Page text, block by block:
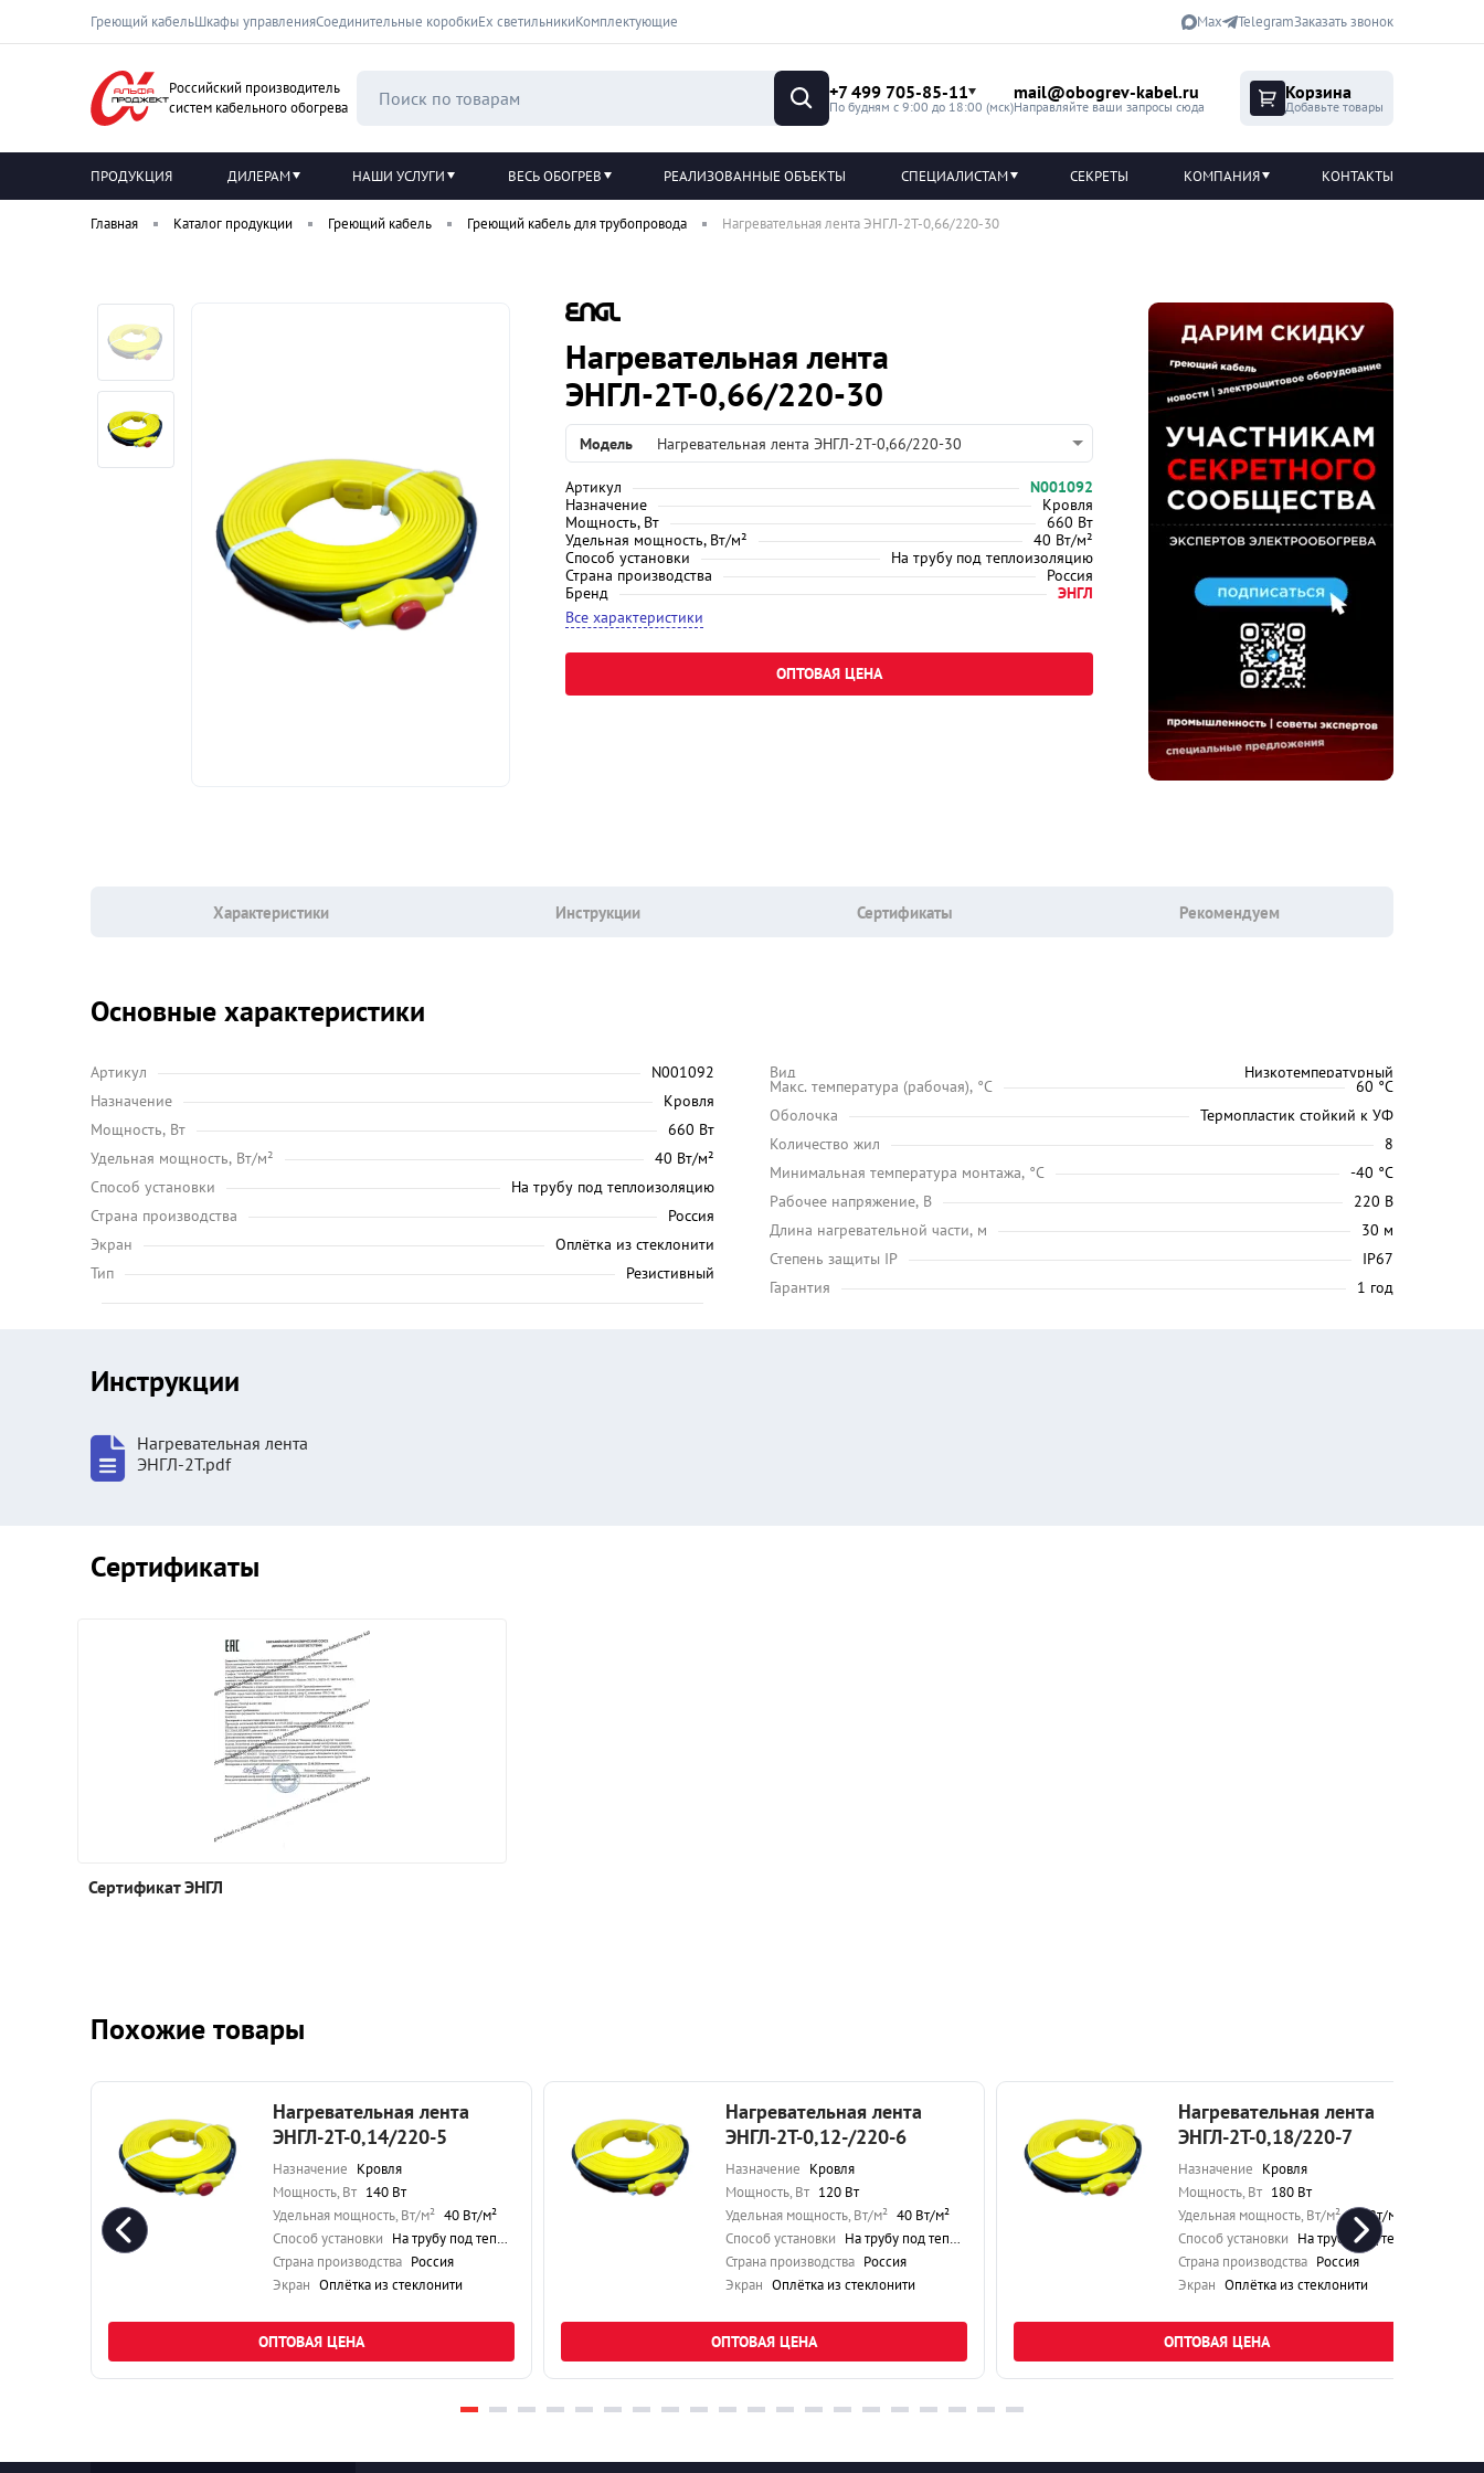
Греющий кабельШкафы управленияСоединительные коробкиЕх светильникиКомплектующие Max TelegramЗаказать звонок
Российский производитель
систем кабельного обогрева
+7 499 705-85-11
По будням с 9:00 до 18:00 (мск)
mail@obogrev-kabel.ru
Направляйте ваши запросы сюда
Корзина
Добавьте товары
ПРОДУКЦИЯ ДИЛЕРАМ НАШИ УСЛУГИ ВЕСЬ ОБОГРЕВ РЕАЛИЗОВАННЫЕ ОБЪЕКТЫ СПЕЦИАЛИСТАМ СЕКРЕТЫ КОМПАНИЯ КОНТАКТЫ
Главная Каталог продукции Греющий кабель Греющий кабель для трубопровода Нагревательная лента ЭНГЛ-2Т-0,66/220-30
Нагревательная лента
ЭНГЛ-2Т-0,66/220-30
Модель Нагревательная лента ЭНГЛ-2Т-0,66/220-30
Артикул
N001092
Назначение
Кровля
Мощность, Вт
660 Вт
Удельная мощность, Вт/м²
40 Вт/м²
Способ установки
На трубу под теплоизоляцию
Страна производства
Россия
Бренд
ЭНГЛ
Все характеристики
ОПТОВАЯ ЦЕНА
Характеристики Инструкции Сертификаты Рекомендуем
Основные характеристики
Артикул
N001092
Назначение
Кровля
Мощность, Вт
660 Вт
Удельная мощность, Вт/м²
40 Вт/м²
Способ установки
На трубу под теплоизоляцию
Страна производства
Россия
Экран
Оплётка из стеклонити
Тип
Резистивный
Вид Низкотемпературный
Maкс. температура (рабочая), °C
60 °C
Оболочка
Термопластик стойкий к УФ
Количество жил
8
Минимальная температура монтажа, °C
-40 °C
Рабочее напряжение, В
220 В
Длина нагревательной части, м
30 м
Степень защиты IP
IP67
Гарантия
1 год
Инструкции
Нагревательная лента
ЭНГЛ-2Т.pdf
Сертификаты
Сертификат ЭНГЛ
Похожие товары
Нагревательная лента
ЭНГЛ-2Т-0,14/220-5
Назначение Кровля
Мощность, Вт 140 Вт
Удельная мощность, Вт/м² 40 Вт/м²
Способ установки На трубу под теплоизоляцию
Страна производства Россия
Экран Оплётка из стеклонити
ОПТОВАЯ ЦЕНА
Нагревательная лента
ЭНГЛ-2Т-0,12-/220-6
Назначение Кровля
Мощность, Вт 120 Вт
Удельная мощность, Вт/м² 40 Вт/м²
Способ установки На трубу под теплоизоляцию
Страна производства Россия
Экран Оплётка из стеклонити
ОПТОВАЯ ЦЕНА
Нагревательная лента
ЭНГЛ-2Т-0,18/220-7
Назначение Кровля
Мощность, Вт 180 Вт
Удельная мощность, Вт/м² 40 Вт/м²
Способ установки На трубу под теплоизоляцию
Страна производства Россия
Экран Оплётка из стеклонити
ОПТОВАЯ ЦЕНА